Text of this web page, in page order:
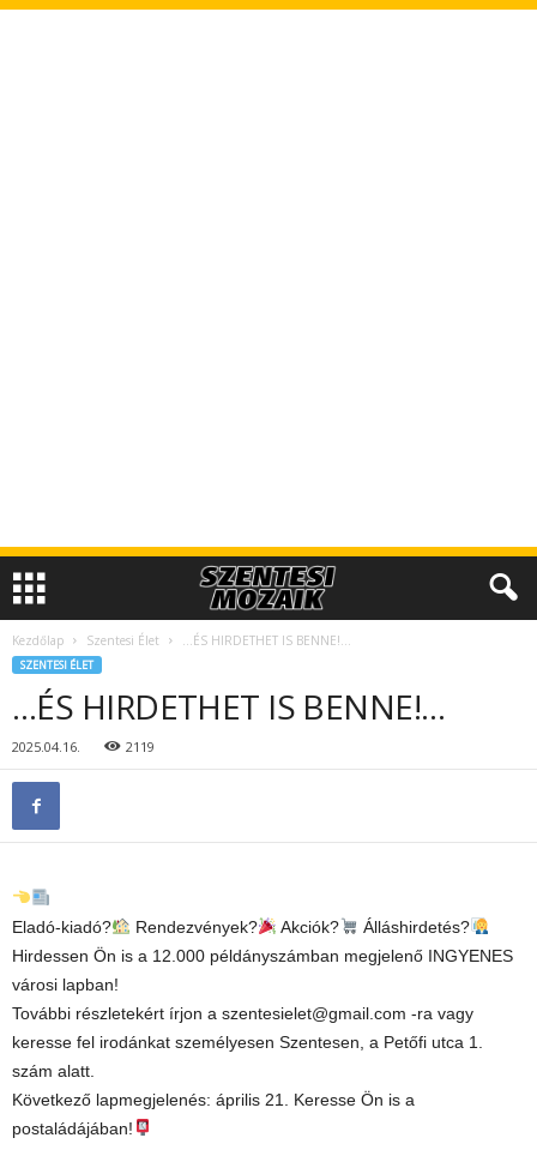
Kezdőlap Szentesi Élet …ÉS HIRDETHET IS BENNE!…
SZENTESI ÉLET
…ÉS HIRDETHET IS BENNE!…
2025.04.16. 2119
Eladó-kiadó? Rendezvények? Akciók?
Álláshirdetés?
Hirdessen Ön is a 12.000 példányszámban megjelenő INGYENES
városi lapban!
További részletekért írjon a szentesielet@gmail.com -ra vagy
keresse fel irodánkat személyesen Szentesen, a Petőfi utca 1.
szám alatt.
Következő lapmegjelenés: április 21. Keresse Ön is a
postaládájában!